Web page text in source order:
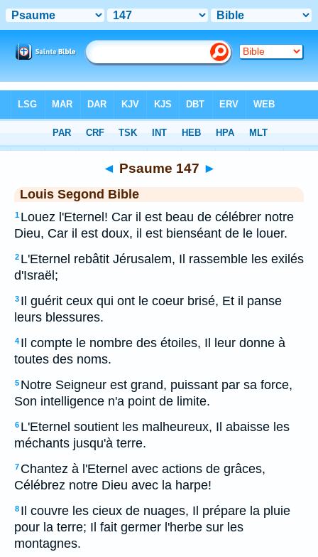
> Psaume 147
◄ Psaume 147 ►
Louis Segond Bible
1 Louez l'Eternel! Car il est beau de célébrer notre
Dieu, Car il est doux, il est bienséant de le louer.
2 L'Eternel rebâtit Jérusalem, Il rassemble les exilés
d'Israël;
3 Il guérit ceux qui ont le coeur brisé, Et il panse
leurs blessures.
4 Il compte le nombre des étoiles, Il leur donne à
toutes des noms.
5 Notre Seigneur est grand, puissant par sa force,
Son intelligence n'a point de limite.
6 L'Eternel soutient les malheureux, Il abaisse les
méchants jusqu'à terre.
7 Chantez à l'Eternel avec actions de grâces,
Célébrez notre Dieu avec la harpe!
8 Il couvre les cieux de nuages, Il prépare la pluie
pour la terre; Il fait germer l'herbe sur les
montagnes.